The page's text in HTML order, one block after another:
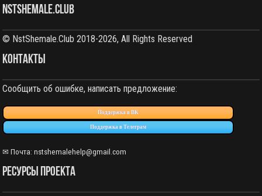
NstShemale.Club
© NstShemale.Club 2018-2026, All Rights Reserved
КОНТАКТЫ
Сообщить об ошибке, написать предложение:
Поддержка в ВК
Поддержка в Телеграм
✉ Почта: nstshemalehelp@gmail.com
РЕСУРСЫ ПРОЕКТА